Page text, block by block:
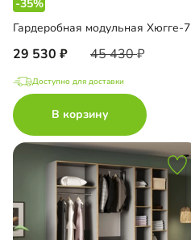
-35%
Гардеробная модульная Хюгге-7
29 530 45 430
Доступно для доставки
В корзину